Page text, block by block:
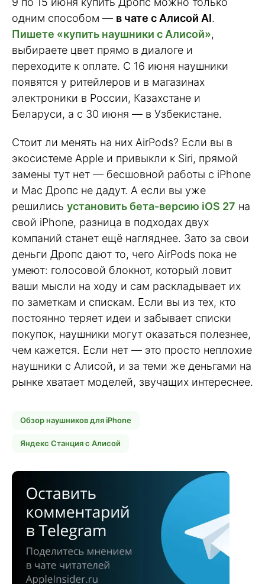
одним способом — в чате с Алисой AI.
Пишете «купить наушники с Алисой»,
выбираете цвет прямо в диалоге и
переходите к оплате. С 16 июня наушники
появятся у ритейлеров и в магазинах
электроники в России, Казахстане и
Беларуси, а с 30 июня — в Узбекистане.
Стоит ли менять на них AirPods? Если вы в
экосистеме Apple и привыкли к Siri, прямой
замены тут нет — бесшовной работы с iPhone
и Mac Дропс не дадут. А если вы уже
решились установить бета-версию iOS 27 на
свой iPhone, разница в подходах двух
компаний станет ещё нагляднее. Зато за свои
деньги Дропс дают то, чего AirPods пока не
умеют: голосовой блокнот, который ловит
ваши мысли на ходу и сам раскладывает их
по заметкам и спискам. Если вы из тех, кто
постоянно теряет идеи и забывает списки
покупок, наушники могут оказаться полезнее,
чем кажется. Если нет — это просто неплохие
наушники с Алисой, и за теми же деньгами на
рынке хватает моделей, звучащих интереснее.
Обзор наушников для iPhone
Яндекс Станция с Алисой